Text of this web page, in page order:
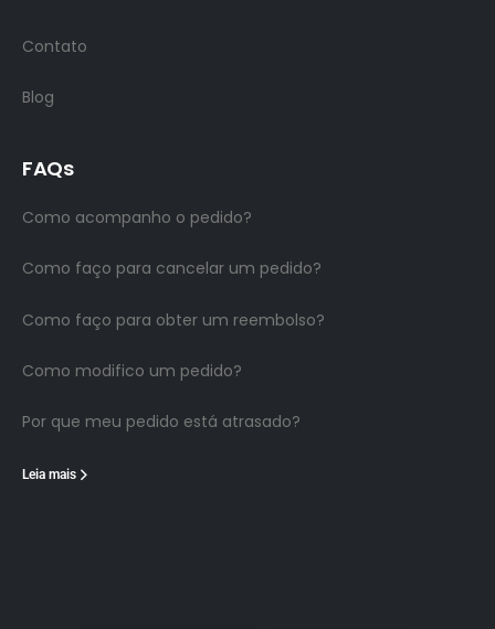
Contato
Blog
FAQs
Como acompanho o pedido?
Como faço para cancelar um pedido?
Como faço para obter um reembolso?
Como modifico um pedido?
Por que meu pedido está atrasado?
Leia mais